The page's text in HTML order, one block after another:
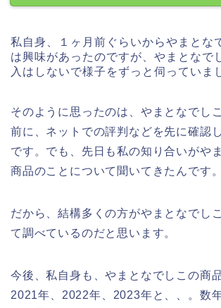
私自身、１ヶ月前ぐらいからやまとな
は興味があったのですが、やまとなで
入はしないで様子をずっと伺っていま
そのように思ったのは、やまとなでし
前に、ネットでの評判などを先に確認
です。でも、先日も私の知り合いがや
商品のことについて聞いてきたんです。
だから、結構多くの方がやまとなでし
て調べているのだと思います。
今後、私自身も、やまとなでしこの商
2021年、2022年、2023年と、、。数